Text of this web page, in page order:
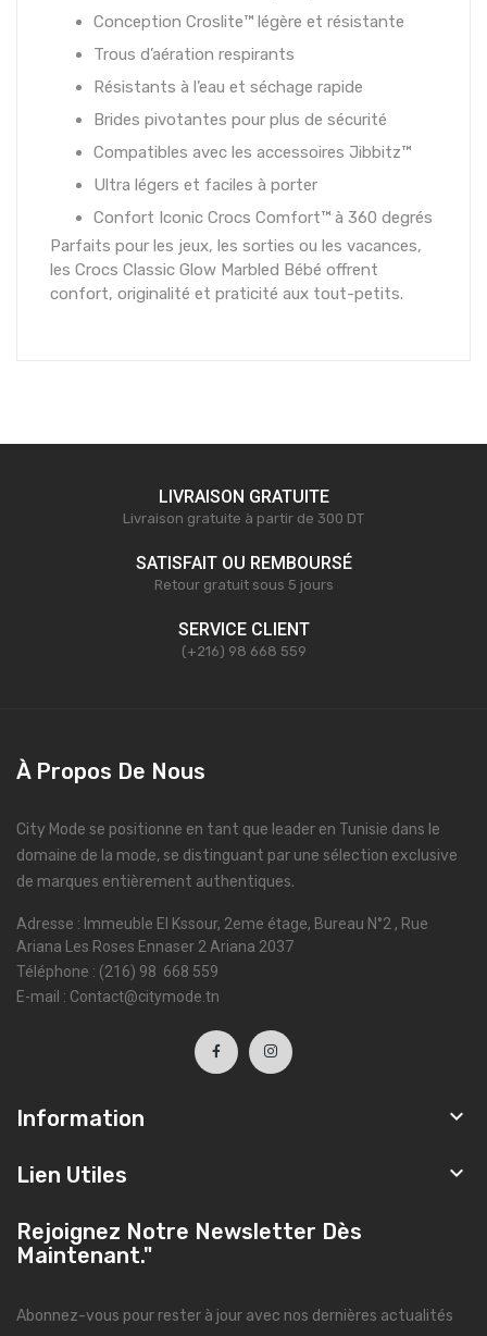
Conception Croslite™ légère et résistante
Trous d’aération respirants
Résistants à l’eau et séchage rapide
Brides pivotantes pour plus de sécurité
Compatibles avec les accessoires Jibbitz™
Ultra légers et faciles à porter
Confort Iconic Crocs Comfort™ à 360 degrés
Parfaits pour les jeux, les sorties ou les vacances,
les Crocs Classic Glow Marbled Bébé offrent
confort, originalité et praticité aux tout-petits.
LIVRAISON GRATUITE
Livraison gratuite à partir de 300 DT
SATISFAIT OU REMBOURSÉ
Retour gratuit sous 5 jours
SERVICE CLIENT
(+216) 98 668 559
À Propos De Nous
City Mode se positionne en tant que leader en Tunisie dans le
domaine de la mode, se distinguant par une sélection exclusive
de marques entièrement authentiques.
Adresse : Immeuble El Kssour, 2eme étage, Bureau N°2 , Rue
Ariana Les Roses Ennaser 2 Ariana 2037
Téléphone : (216) 98 668 559
E-mail : Contact@citymode.tn
Information 
Lien Utiles 
Rejoignez Notre Newsletter Dès
Maintenant."
Abonnez-vous pour rester à jour avec nos dernières actualités